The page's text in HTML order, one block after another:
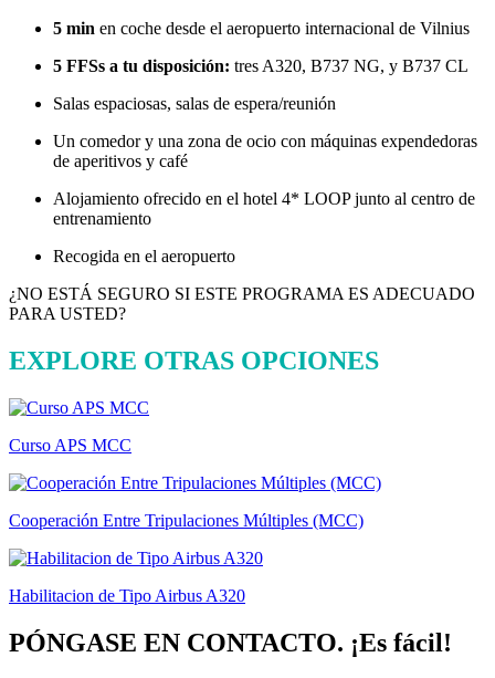
5 min en coche desde el aeropuerto internacional de Vilnius
5 FFSs a tu disposición: tres A320, B737 NG, y B737 CL
Salas espaciosas, salas de espera/reunión
Un comedor y una zona de ocio con máquinas expendedoras
de aperitivos y café
Alojamiento ofrecido en el hotel 4* LOOP junto al centro de
entrenamiento
Recogida en el aeropuerto
¿NO ESTÁ SEGURO SI ESTE PROGRAMA ES ADECUADO
PARA USTED?
EXPLORE OTRAS OPCIONES
Curso APS MCC
Cooperación Entre Tripulaciones Múltiples (MCC)
Habilitacion de Tipo Airbus A320
PÓNGASE EN CONTACTO. ¡Es fácil!